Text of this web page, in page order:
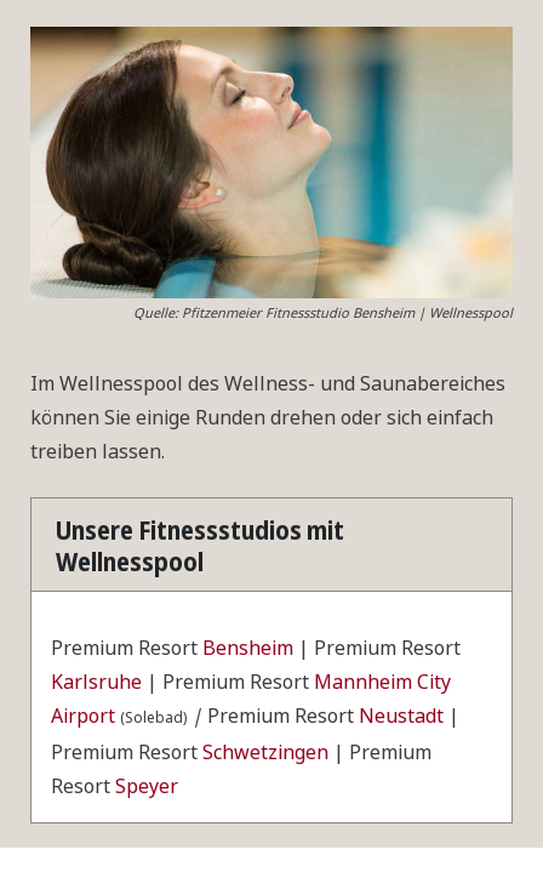
Quelle: Pfitzenmeier Fitnessstudio Bensheim | Wellnesspool
Im Wellnesspool des Wellness- und Saunabereiches
können Sie einige Runden drehen oder sich einfach
treiben lassen.
Unsere Fitnessstudios mit
Wellnesspool
Premium Resort Bensheim | Premium Resort
Karlsruhe | Premium Resort Mannheim City
Airport (Solebad) | Premium Resort Neustadt |
Premium ResortSchwetzingen | Premium
ResortSpeyer